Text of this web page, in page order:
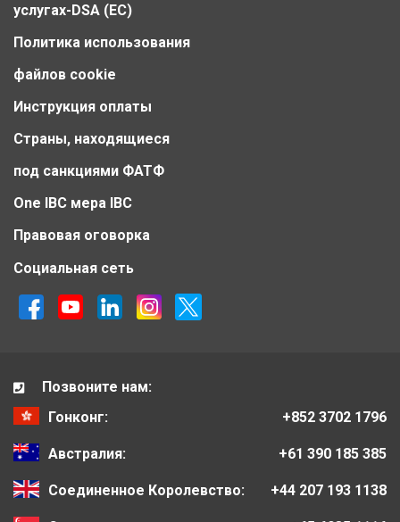
услугах-DSA (ЕС)
Политика использования
файлов cookie
Инструкция оплаты
Страны, находящиеся
под санкциями ФАТФ
One IBC мера IBC
Правовая оговорка
Социальная сеть
Позвоните нам:
Гонконг:
+852 3702 1796
Австралия: +61 390 185 385
Соединенное Королевство: +44 207 193 1138